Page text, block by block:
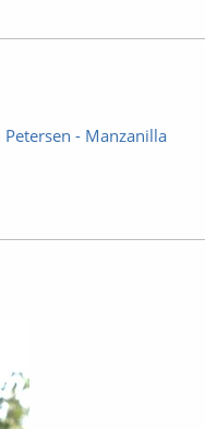
Petersen - Manzanilla